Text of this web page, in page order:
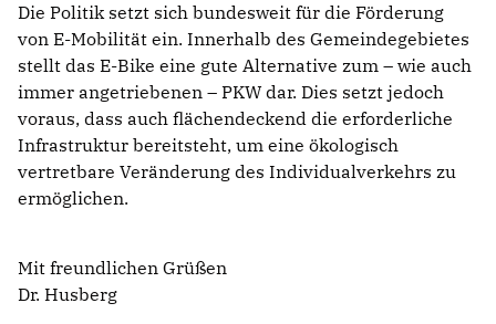
Die Politik setzt sich bundesweit für die Förderung
von E-Mobilität ein. Innerhalb des Gemeindegebietes
stellt das E-Bike eine gute Alternative zum – wie auch
immer angetriebenen – PKW dar. Dies setzt jedoch
voraus, dass auch flächendeckend die erforderliche
Infrastruktur bereitsteht, um eine ökologisch
vertretbare Veränderung des Individualverkehrs zu
ermöglichen.
Mit freundlichen Grüßen
Dr. Husberg